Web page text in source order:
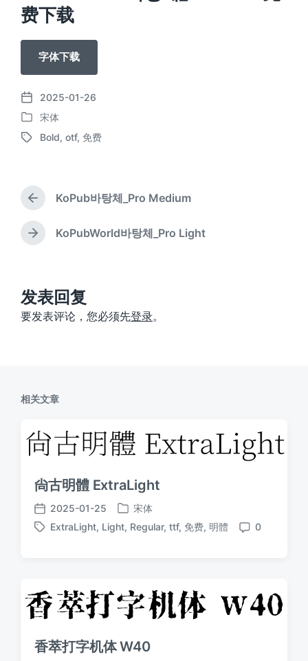
费下载
字体下载
发
布
日
2025-01-26
发
布
宋体
标
Bold, otf, 免费
上
篇
文
章
KoPub바탕체_Pro Medium
下
：
KoPubWorld바탕체_Pro Light
发表回复
要发表评论，您必须先登录。
相关文章
尙古明體 ExtraLight
发
布
2025-01-25
发
布
宋体
标
ExtraLight, Light, Regular, ttf, 免费, 明體
评
0
香萃打字机体 W40